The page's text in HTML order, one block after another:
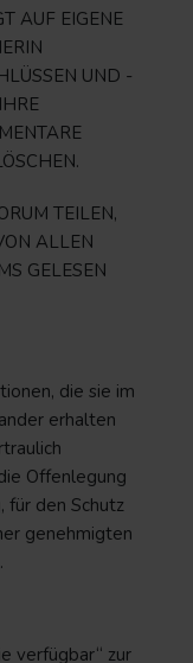
AUF EIGENE
UND -
TEILEN,
ALLEN
GELESEN
die sie im
erhalten
Offenlegung
für den Schutz
genehmigten
verfügbar“ zur